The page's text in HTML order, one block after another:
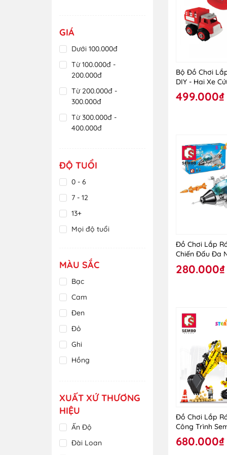
GIÁ
Dưới 100.000đ
Từ 100.000đ -
200.000đ
Từ 200.000đ -
300.000đ
Từ 300.000đ -
400.000đ
Từ 500.000đ -
600.000đ
Trên 600.000đ
ĐỘ TUỔI
0 - 6
7 - 12
13+
Mọi độ tuổi
MÀU SẮC
Bạc
Cam
Đen
Đỏ
Ghi
Hồng
Nâu
Nhiều màu
Nhũ Hồng
Tím
XUẤT XỨ THƯƠNG
HIỆU
Ấn Độ
Đài Loan
Bộ Đồ Chơi
DIY - Hai Xe
Theo Nón
499.000₫
Đồ Chơi Lắp
Chiến Đấu Đa
Sembo 202124
280.000₫
Đồ Chơi Lắp
Công Trình
680.000₫